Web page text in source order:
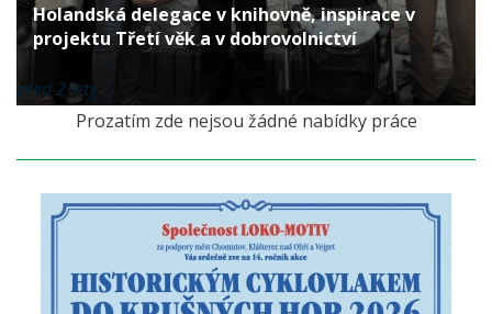
Holandská delegace v knihovně, inspirace v
projektu Třetí věk a v dobrovolnictví
před 2 lety
Prozatím zde nejsou žádné nabídky práce